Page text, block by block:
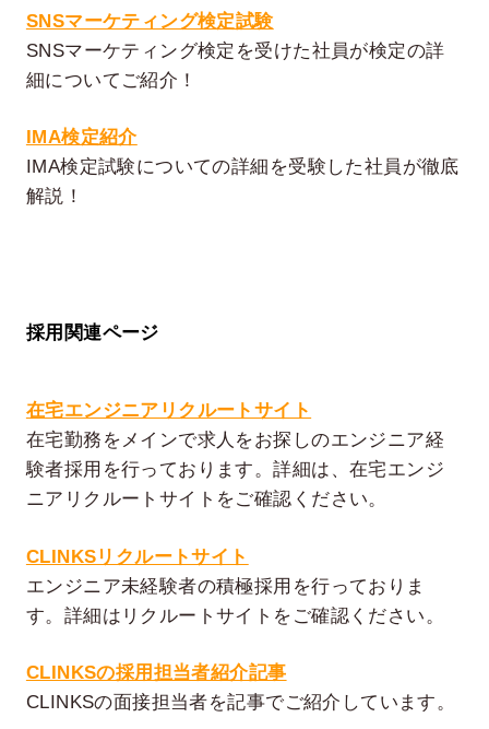
SNSマーケティング検定試験
SNSマーケティング検定を受けた社員が検定の詳
細についてご紹介！
IMA検定紹介
IMA検定試験についての詳細を受験した社員が徹底
解説！
採用関連ページ
在宅エンジニアリクルートサイト
在宅勤務をメインで求人をお探しのエンジニア経
験者採用を行っております。詳細は、在宅エンジ
ニアリクルートサイトをご確認ください。
CLINKSリクルートサイト
エンジニア未経験者の積極採用を行っておりま
す。詳細はリクルートサイトをご確認ください。
CLINKSの採用担当者紹介記事
CLINKSの面接担当者を記事でご紹介しています。